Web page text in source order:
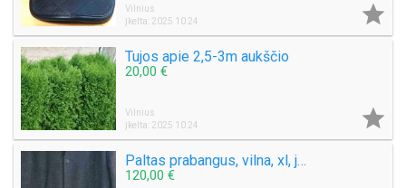
Vilnius
Įkelta: 2025 10 24

Tujos apie 2,5-3m aukščio
20,00 €
Vilnius
Įkelta: 2025 10 24

Paltas prabangus, vilna, xl, juodas
120,00 €